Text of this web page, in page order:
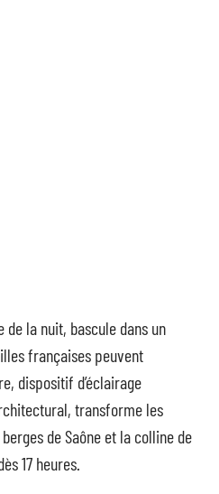
de la nuit, bascule dans un
françaises peuvent
dispositif d’éclairage
transforme les
de Saône et la colline de
17 heures.